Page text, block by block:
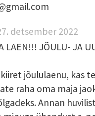
detsember 2022
LAEN!!! JÕULU- JA
jõululaenu, kas
raha oma maja
Annan